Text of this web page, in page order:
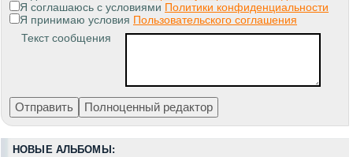
Я соглашаюсь с условиями Политики конфиденциальности
Я принимаю условия Пользовательского соглашения
Текст сообщения
НОВЫЕ АЛЬБОМЫ: